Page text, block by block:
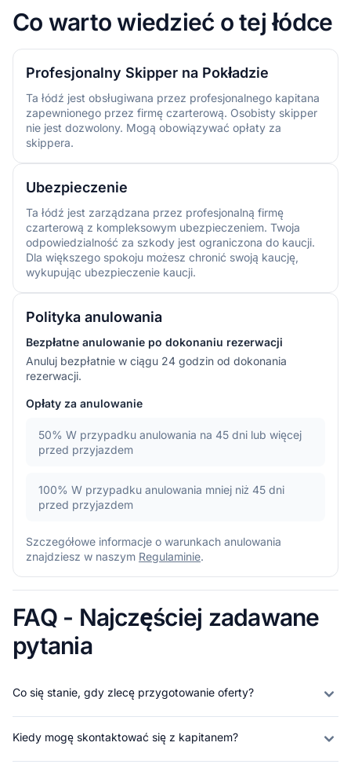
Co warto wiedzieć o tej łódce
Profesjonalny Skipper na Pokładzie
Ta łódź jest obsługiwana przez profesjonalnego kapitana
zapewnionego przez firmę czarterową. Osobisty skipper
nie jest dozwolony. Mogą obowiązywać opłaty za
skippera.
Ubezpieczenie
Ta łódź jest zarządzana przez profesjonalną firmę
czarterową z kompleksowym ubezpieczeniem. Twoja
odpowiedzialność za szkody jest ograniczona do kaucji.
Dla większego spokoju możesz chronić swoją kaucję,
wykupując ubezpieczenie kaucji.
Polityka anulowania
Bezpłatne anulowanie po dokonaniu rezerwacji
Anuluj bezpłatnie w ciągu 24 godzin od dokonania
rezerwacji.
Opłaty za anulowanie
50% W przypadku anulowania na 45 dni lub więcej
przed przyjazdem
100% W przypadku anulowania mniej niż 45 dni
przed przyjazdem
Szczegółowe informacje o warunkach anulowania
znajdziesz w naszym Regulaminie.
FAQ - Najczęściej zadawane
pytania
Co się stanie, gdy zlecę przygotowanie oferty?
Kiedy mogę skontaktować się z kapitanem?